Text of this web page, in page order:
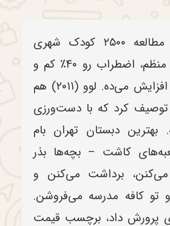
سوگا (۲۰۲۴) در مطالعه ۲۵۰۰ کودک شهری
نشون داد باغبانی منظم، اضطراب رو ۴۰٪ کم و
تاب‌آوری رو ۳۵٪ افزایش می‌ده. لوو (۲۰۱۱) هم
کرد که با دست‌ورزی
دبستان تهران بام
کاشت – بچه‌ها بذر
می‌کنن، برداشت می‌کنن و
تو کافه مدرسه می‌فروشن.
پرورش داد، برچسب قیمت